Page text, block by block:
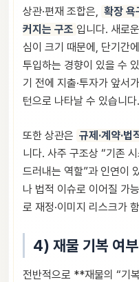
상관·편재 조합은, 확장 욕
커지는 구조 입니다. 새로
심이 크기 때문에, 단기간
투입하는 경향이 있을 수
기 전에 지출·투자가 앞서
턴으로 나타날 수 있습니다.
또한 상관은 규제·계약·
니다. 사주 구조상 “기존
드러내는 역할”과 인연이
나 법적 이슈로 이어질 가
로 재정·이미지 리스크가
4) 재물 기복 여부
전반적으로 **재물의 “기